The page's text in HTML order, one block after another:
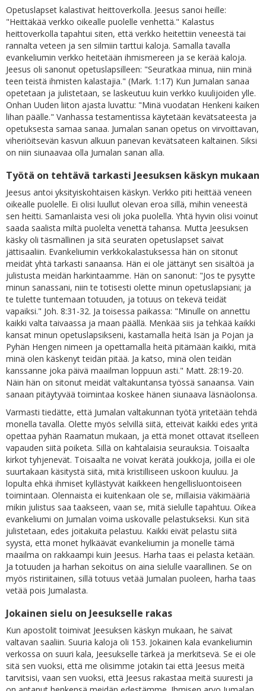
Opetuslapset kalastivat heittoverkolla. Jeesus sanoi heille:
"Heittäkää verkko oikealle puolelle venhettä." Kalastus
heittoverkolla tapahtui siten, että verkko heitettiin veneestä tai
rannalta veteen ja sen silmiin tarttui kaloja. Samalla tavalla
evankeliumin verkko heitetään ihmismereen ja se kerää kaloja.
Jeesus oli sanonut opetuslapsilleen: "Seuratkaa minua, niin minä
teen teistä ihmisten kalastajia." (Mark. 1:17) Kun Jumalan sanaa
opetetaan ja julistetaan, se laskeutuu kuin verkko kuulijoiden ylle.
Onhan Uuden liiton ajasta luvattu: "Minä vuodatan Henkeni kaiken
lihan päälle." Vanhassa testamentissa käytetään kevätsateesta ja
opetuksesta samaa sanaa. Jumalan sanan opetus on virvoittavan,
viheriöitsevän kasvun alkuun panevan kevätsateen kaltainen. Siksi
on niin siunaavaa olla Jumalan sanan alla.
Työtä on tehtävä tarkasti Jeesuksen käskyn mukaan
Jeesus antoi yksityiskohtaisen käskyn. Verkko piti heittää veneen
oikealle puolelle. Ei olisi luullut olevan eroa sillä, mihin veneestä
sen heitti. Samanlaista vesi oli joka puolella. Yhtä hyvin olisi voinut
saada saalista miltä puolelta venettä tahansa. Mutta Jeesuksen
käsky oli täsmällinen ja sitä seuraten opetuslapset saivat
jättisaaliin. Evankeliumin verkkokalastuksessa hän on sitonut
meidät yhtä tarkasti sanaansa. Hän ei ole jättänyt sen sisältöä ja
julistusta meidän harkintaamme. Hän on sanonut: "Jos te pysytte
minun sanassani, niin te totisesti olette minun opetuslapsiani; ja
te tulette tuntemaan totuuden, ja totuus on tekevä teidät
vapaiksi." Joh. 8:31-32. Ja toisessa paikassa: "Minulle on annettu
kaikki valta taivaassa ja maan päällä. Menkää siis ja tehkää kaikki
kansat minun opetuslapsikseni, kastamalla heitä Isän ja Pojan ja
Pyhän Hengen nimeen ja opettamalla heitä pitämään kaikki, mitä
minä olen käskenyt teidän pitää. Ja katso, minä olen teidän
kanssanne joka päivä maailman loppuun asti." Matt. 28:19-20.
Näin hän on sitonut meidät valtakuntansa työssä sanaansa. Vain
sanaan pitäytyvää toimintaa koskee hänen siunaava läsnäolonsa.
Varmasti tiedätte, että Jumalan valtakunnan työtä yritetään tehdä
monella tavalla. Olette myös selvillä siitä, etteivät kaikki edes yritä
opettaa pyhän Raamatun mukaan, ja että monet ottavat itselleen
vapauden siitä poiketa. Sillä on kahtalaisia seurauksia. Toisaalta
kirkot tyhjenevät. Toisaalta ne voivat kerätä joukkoja, joilla ei ole
suurtakaan käsitystä siitä, mitä kristilliseen uskoon kuuluu. Ja
lopulta ehkä ihmiset kyllästyvät kaikkeen hengellisluontoiseen
toimintaan. Olennaista ei kuitenkaan ole se, millaisia väkimääriä
mikin julistus saa taakseen, vaan se, mitä sielulle tapahtuu. Oikea
evankeliumi on Jumalan voima uskovalle pelastukseksi. Kun sitä
julistetaan, edes joitakuita pelastuu. Kaikki eivät pelastu siitä
syystä, että monet hylkäävät evankeliumin ja monelle tämä
maailma on rakkaampi kuin Jeesus. Harha taas ei pelasta ketään.
Ja totuuden ja harhan sekoitus on aina sielulle vaarallinen. Se on
myös ristiriitainen, sillä totuus vetää Jumalan puoleen, harha taas
vetää pois Jumalasta.
Jokainen sielu on Jeesukselle rakas
Kun apostolit toimivat Jeesuksen käskyn mukaan, he saivat
valtavan saaliin. Suuria kaloja oli 153. Jokainen kala evankeliumin
verkossa on suuri kala, Jeesukselle tärkeä ja merkitsevä. Se ei ole
sitä sen vuoksi, että me olisimme jotakin tai että Jeesus meitä
tarvitsisi, vaan sen vuoksi, että Jeesus rakastaa meitä suuresti ja